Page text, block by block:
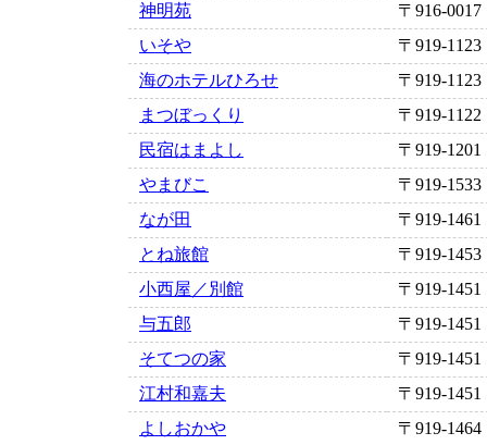
神明苑
〒916-0017
いそや
〒919-1123
海のホテルひろせ
〒919-1123
まつぼっくり
〒919-1122
民宿はまよし
〒919-1201
やまびこ
〒919-1533
なが田
〒919-1461
とね旅館
〒919-1453
小西屋／別館
〒919-1451
与五郎
〒919-1451
そてつの家
〒919-1451
江村和嘉夫
〒919-1451
よしおかや
〒919-1464